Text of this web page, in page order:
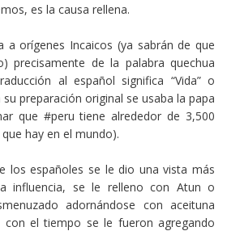
es la causa rellena.
a orígenes Incaicos (ya sabrán de que
precisamente de la palabra quechua
al español significa “Vida” o
su preparación original se usaba la papa
que #peru tiene alrededor de 3,500
hay en el mundo).
los españoles se le dio una vista más
influencia, se le relleno con Atun o
adornándose con aceituna
con el tiempo se le fueron agregando